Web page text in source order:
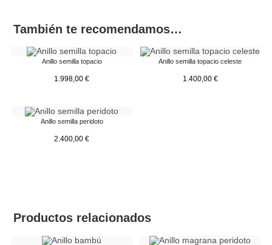
También te recomendamos…
Anillo semilla topacio
1.998,00€
Anillo semilla topacio celeste
1.400,00 €
Anillo semilla peridoto
2.400,00€
Productos relacionados